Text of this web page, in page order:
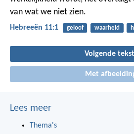
van wat we niet zien.
Hebreeën 11:1 geloof waarheid
Volgende
Met
Lees meer
Thema's